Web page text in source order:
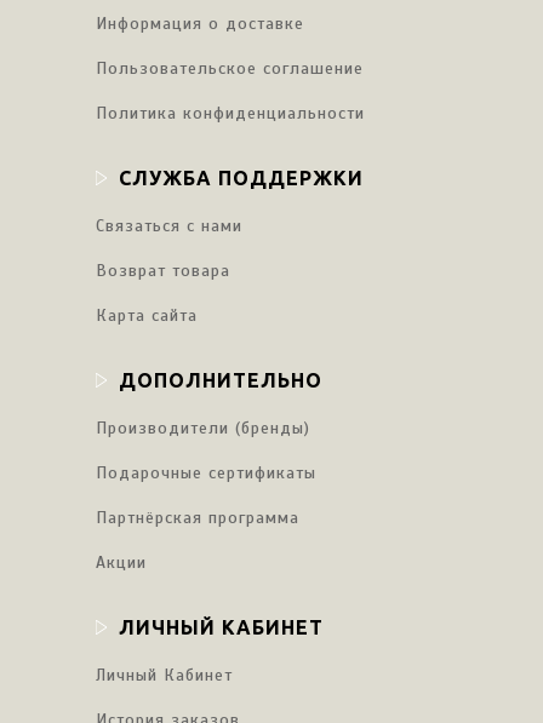
Информация о доставке
Пользовательское соглашение
Политика конфиденциальности
СЛУЖБА ПОДДЕРЖКИ
Связаться с нами
Возврат товара
Карта сайта
ДОПОЛНИТЕЛЬНО
Производители (бренды)
Подарочные сертификаты
Партнёрская программа
Акции
ЛИЧНЫЙ КАБИНЕТ
Личный Кабинет